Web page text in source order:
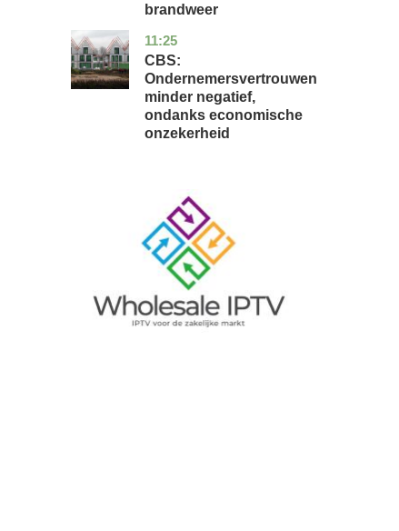
brandweer
11:25
zuid-
holland
economie
CBS:
Ondernemersvertrouwen
minder negatief,
ondanks economische
onzekerheid